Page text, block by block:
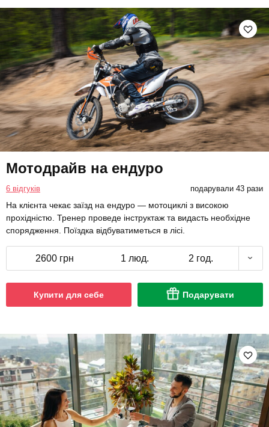
Мотодрайв на ендуро
6 відгуків подарували 43 рази
На клієнта чекає заїзд на ендуро — мотоциклі з високою
прохідністю. Тренер проведе інструктаж та видасть необхідне
спорядження. Поїздка відбуватиметься в лісі.
2600 грн 1 люд. 2 год.
Купити для себе Подарувати